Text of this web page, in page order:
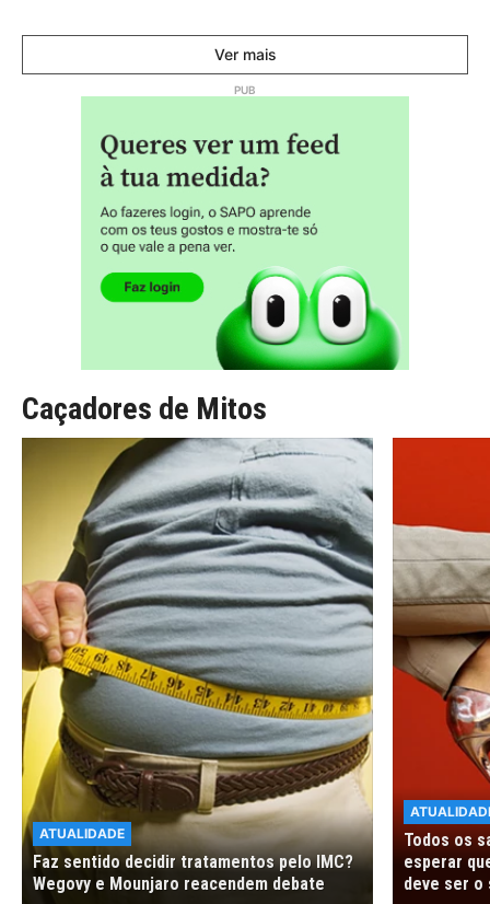
Ver mais
Caçadores de Mitos
ATUALIDADE
Faz sentido decidir tratamentos pelo IMC?
Wegovy e Mounjaro reacendem debate
Todos os
esperar
deve ser o